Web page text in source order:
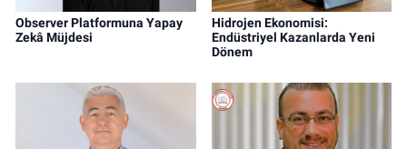
Observer Platformuna Yapay
Zekâ Müjdesi
Hidrojen Ekonomisi:
Endüstriyel Kazanlarda Yeni
Dönem